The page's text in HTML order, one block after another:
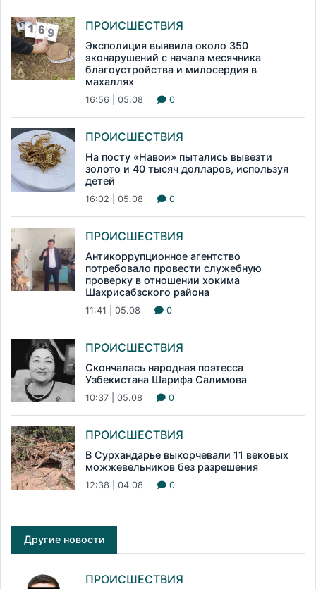
ПРОИСШЕСТВИЯ
Эксполиция выявила около 350
эконарушений с начала месячника
благоустройства и милосердия в
махаллях
16:56 | 05.08 0
ПРОИСШЕСТВИЯ
На посту «Навои» пытались вывезти
золото и 40 тысяч долларов, используя
детей
16:02 | 05.08 0
ПРОИСШЕСТВИЯ
Антикоррупционное агентство
потребовало провести служебную
проверку в отношении хокима
Шахрисабзского района
11:41 | 05.08 0
ПРОИСШЕСТВИЯ
Скончалась народная поэтесса
Узбекистана Шарифа Салимова
10:37 | 05.08 0
ПРОИСШЕСТВИЯ
В Сурхандарье выкорчевали 11 вековых
можжевельников без разрешения
12:38 | 04.08 0
Другие новости
ПРОИСШЕСТВИЯ